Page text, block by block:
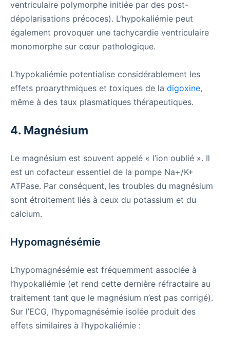
ventriculaire polymorphe initiée par des post-
dépolarisations précoces). L’hypokaliémie peut
également provoquer une tachycardie ventriculaire
monomorphe sur cœur pathologique.
L’hypokaliémie potentialise considérablement les
effets proarythmiques et toxiques de la digoxine,
même à des taux plasmatiques thérapeutiques.
4. Magnésium
Le magnésium est souvent appelé « l’ion oublié ». Il
est un cofacteur essentiel de la pompe Na+/K+
ATPase. Par conséquent, les troubles du magnésium
sont étroitement liés à ceux du potassium et du
calcium.
Hypomagnésémie
L’hypomagnésémie est fréquemment associée à
l’hypokaliémie (et rend cette dernière réfractaire au
traitement tant que le magnésium n’est pas corrigé).
Sur l’ECG, l’hypomagnésémie isolée produit des
effets similaires à l’hypokaliémie :